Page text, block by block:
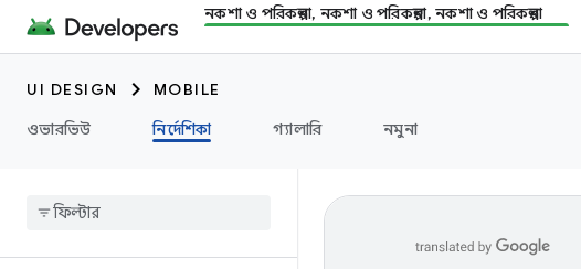
নকশা ও পরিকল্পনা, নকশা ও পরিকল্পনা, নকশা ও পরিকল্পনা
UI DESIGN
MOBILE
ওভারভিউ
নির্দেশিকা গ্যালারি নমুনা